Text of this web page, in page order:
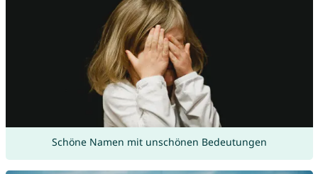
Schöne Namen mit unschönen Bedeutungen